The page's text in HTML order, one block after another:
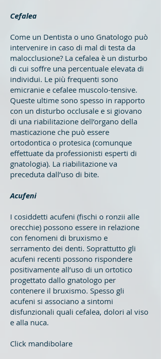
Cefalea
Come un Dentista o uno Gnatologo può
intervenire in caso di mal di testa da
malocclusione? La cefalea è un disturbo
di cui soffre una percentuale elevata di
individui. Le più frequenti sono
emicranie e cefalee muscolo-tensive.
Queste ultime sono spesso in rapporto
con un disturbo occlusale e si giovano
di una riabilitazione dell’organo della
masticazione che può essere
ortodontica o protesica (comunque
effettuate da professionisti esperti di
gnatologia). La riabilitazione va
preceduta dall’uso di bite.
Acufeni
I cosiddetti acufeni (fischi o ronzii alle
orecchie) possono essere in relazione
con fenomeni di bruxismo e
serramento dei denti. Soprattutto gli
acufeni recenti possono rispondere
positivamente all’uso di un ortotico
progettato dallo gnatologo per
contenere il bruxismo. Spesso gli
acufeni si associano a sintomi
disfunzionali quali cefalea, dolori al viso
e alla nuca.
Click mandibolare